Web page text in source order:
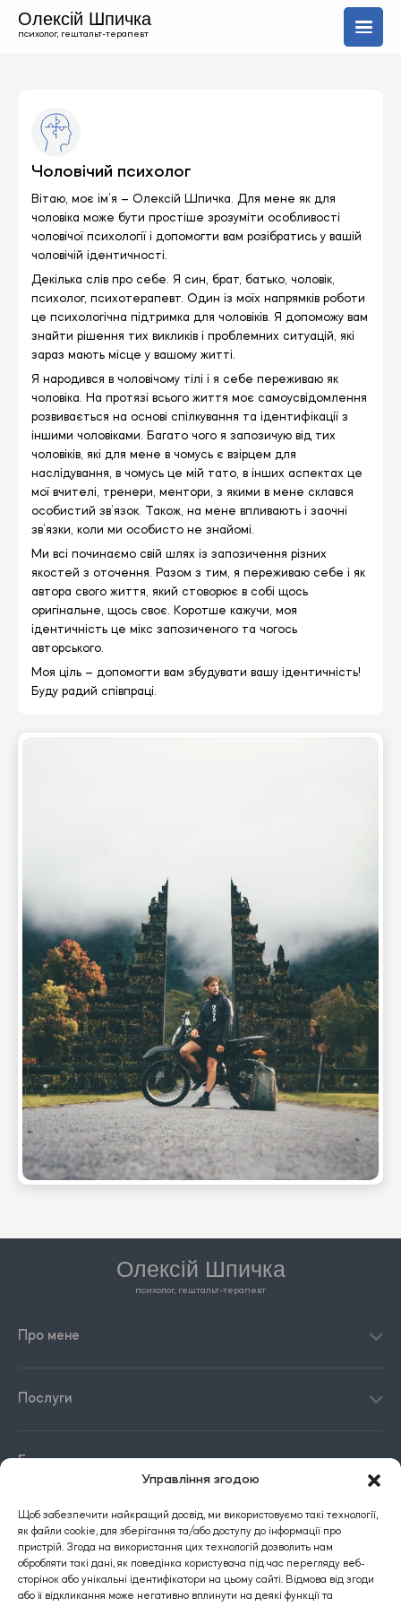
Управління згодою
Щоб забезпечити найкращий досвід, ми використовуємо такі технології,
як файли cookie, для зберігання та/або доступу до інформації про
пристрій. Згода на використання цих технологій дозволить нам
обробляти такі дані, як поведінка користувача під час перегляду веб-
сторінок або унікальні ідентифікатори на цьому сайті. Відмова від згоди
або її відкликання може негативно вплинути на деякі функції та
Олексій Шпичка
психолог, гештальт-терапевт
Послуги
+420 606 843 150
Ru
Чоловічий психолог
Вітаю, моє ім’я – Олексій Шпичка. Для мене як для
чоловіка може бути простіше зрозуміти особливості
чоловічої психології і допомогти вам розібратись у вашій
чоловічій ідентичності.
Декілька слів про себе. Я син, брат, батько, чоловік,
психолог, психотерапевт. Один із моїх напрямків роботи
це психологічна підтримка для чоловіків. Я допоможу вам
знайти рішення тих викликів і проблемних ситуацій, які
зараз мають місце у вашому житті.
Я народився в чоловічому тілі і я себе переживаю як
чоловіка. На протязі всього життя моє самоусвідомлення
розвивається на основі спілкування та ідентифікації з
іншими чоловіками. Багато чого я запозичую від тих
чоловіків, які для мене в чомусь є взірцем для
наслідування, в чомусь це мій тато, в інших аспектах це
мої вчителі, тренери, ментори, з якими в мене склався
особистий зв’язок. Також, на мене впливають і заочні
зв’язки, коли ми особисто не знайомі.
Ми всі починаємо свій шлях із запозичення різних
якостей з оточення. Разом з тим, я переживаю себе і як
автора свого життя, який стоворює в собі щось
оригінальне, щось своє. Коротше кажучи, моя
ідентичність це мікс запозиченого та чогось
авторського.
Моя ціль – допомогти вам збудувати вашу ідентичність!
Буду радий співпраці.
Олексій Шпичка
психолог, гештальт-терапевт
Про мене
Послуги
Блог
Контакти